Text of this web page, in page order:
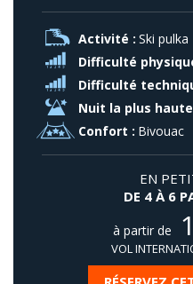
Activité : Ski pulka
Difficulté
Difficulté
Nuit la plus
Confort : Bivouac
EN
DE 4 À 6
à partir de
VOL